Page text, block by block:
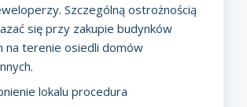
Szczególną ostrożnością
się przy zakupie budynków
na terenie osiedli domów